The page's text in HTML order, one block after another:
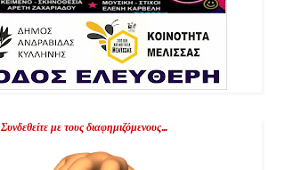
Συνδεθείτε με τους διαφημιζόμενους...